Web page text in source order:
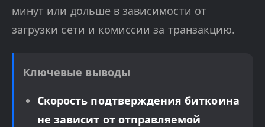
минут или дольше в зависимости от
загрузки сети и комиссии за транзакцию.
Ключевые выводы
Скорость подтверждения биткоина
не зависит от отправляемой